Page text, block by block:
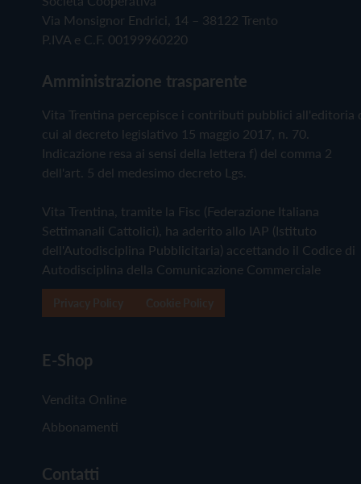
Via Monsignor Endrici, 14 – 38122 Trento
P.IVA e C.F. 00199960220
Amministrazione trasparente
Vita Trentina percepisce i contributi pubblici all'editoria
cui al decreto legislativo 15 maggio 2017, n. 70.
Indicazione resa ai sensi della lettera f) del comma 2
dell'art. 5 del medesimo decreto Lgs.
Vita Trentina, tramite la Fisc (Federazione Italiana
Settimanali Cattolici), ha aderito allo IAP (Istituto
dell'Autodisciplina Pubblicitaria) accettando il Codice di
Autodisciplina della Comunicazione Commerciale
E-Shop
Vendita Online
Abbonamenti
Contatti